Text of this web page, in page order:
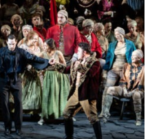
–
K
Ü
N
S
T
L
E
R